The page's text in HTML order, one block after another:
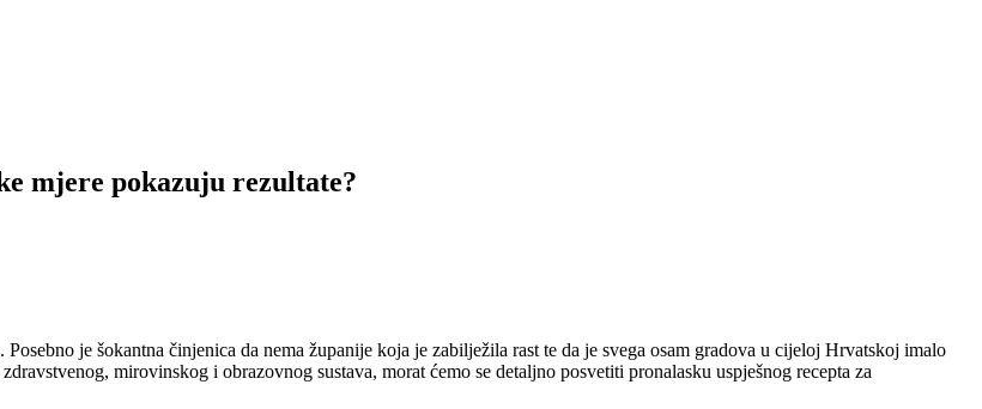
mjere pokazuju rezultate?
je šokantna činjenica da nema županije koja je zabilježila rast te da je svega osam gradova u cijeloj Hrvatskoj imalo
mirovinskog i obrazovnog sustava, morat ćemo se detaljno posvetiti pronalasku uspješnog recepta za